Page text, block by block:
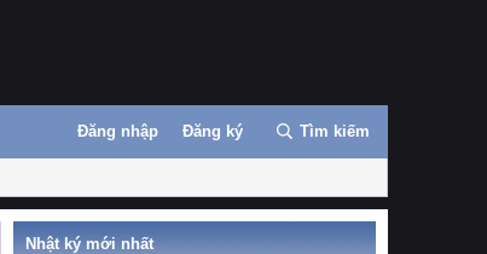
Đăng nhập Đăng ký Tìm kiếm
Nhật ký mới nhất